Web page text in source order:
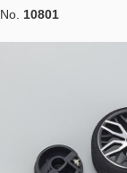
No. 10801